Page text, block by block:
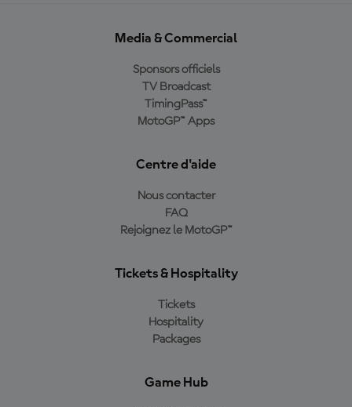
Media & Commercial
Sponsors officiels
TV Broadcast
TimingPass™
MotoGP™ Apps
Centre d'aide
Nous contacter
FAQ
Rejoignez le MotoGP™
Tickets & Hospitality
Tickets
Hospitality
Packages
Game Hub